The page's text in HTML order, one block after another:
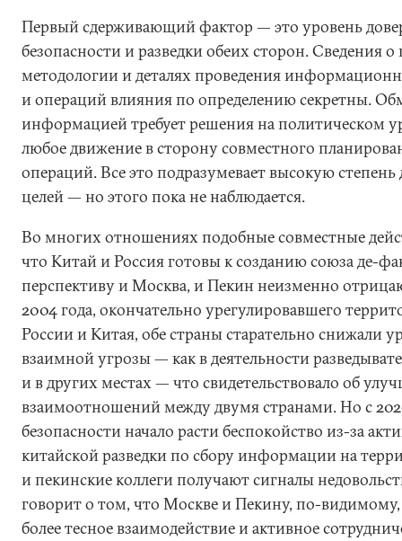
Первый сдерживающий фактор — это уровень
безопасности и разведки обеих сторон. Сведения
методологии и деталях проведения
и операций влияния по определению секретны.
информацией требует решения на политическом
любое движение в сторону совместного
операций. Все это подразумевает высокую степень
целей — но этого пока не наблюдается.
Во многих отношениях подобные совместные
что Китай и Россия готовы к созданию союза де-
перспективу и Москва, и Пекин неизменно
2004 года, окончательно урегулировавшего
России и Китая, обе страны старательно снижали
взаимной угрозы — как в деятельности
и в других местах — что свидетельствовало об
взаимоотношений между двумя странами. Но с
безопасности начало расти беспокойство из-за
китайской разведки по сбору информации на
и пекинские коллеги получают сигналы
говорит о том, что Москве и Пекину, по-
более тесное взаимодействие и активное